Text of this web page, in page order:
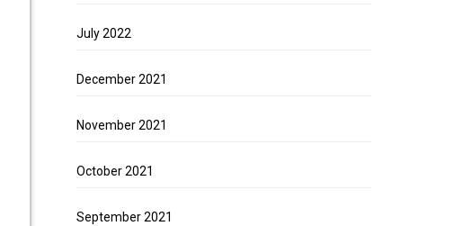
July 2022
December 2021
November 2021
October 2021
September 2021